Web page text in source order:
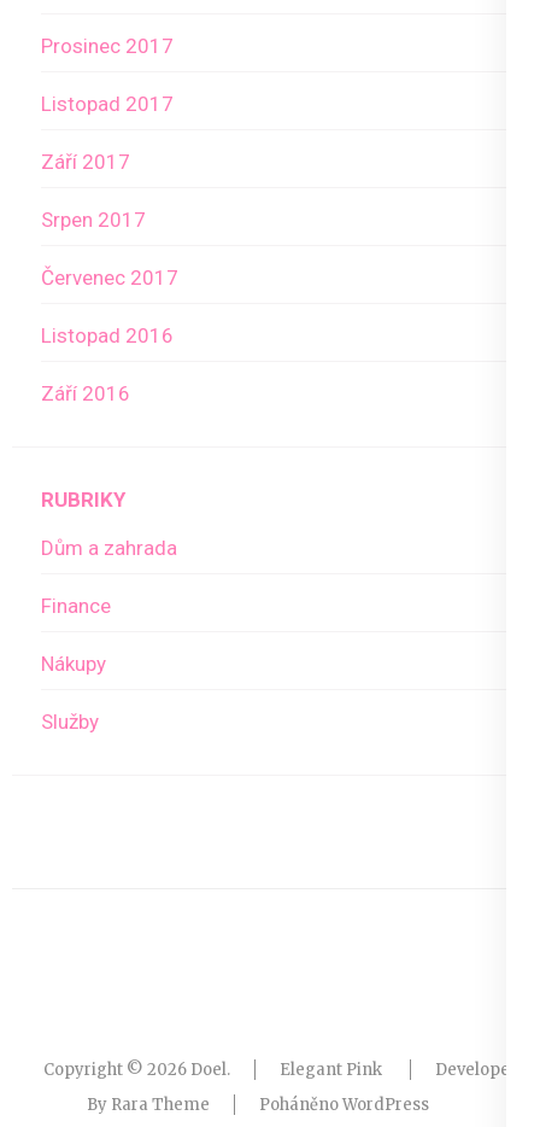
Prosinec 2017
Listopad 2017
Září 2017
Srpen 2017
Červenec 2017
Listopad 2016
Září 2016
RUBRIKY
Dům a zahrada
Finance
Nákupy
Služby
Copyright © 2026 Doel. Elegant Pink
Developed
By Rara Theme PoháněnoWordPress